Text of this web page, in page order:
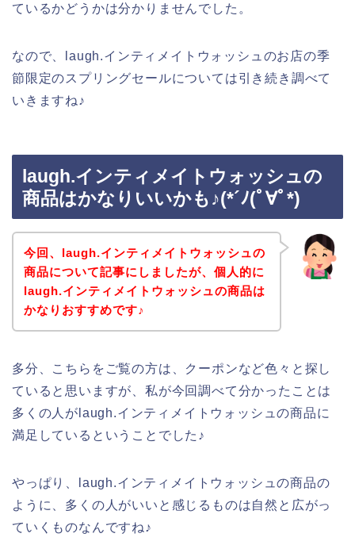
ているかどうかは分かりませんでした。
なので、laugh.インティメイトウォッシュのお店の季
節限定のスプリングセールについては引き続き調べて
いきますね♪
laugh.インティメイトウォッシュの
商品はかなりいいかも♪(*´ﾉ(ﾟ∀ﾟ*)
今回、laugh.インティメイトウォッシュの
商品について記事にしましたが、個人的に
laugh.インティメイトウォッシュの商品は
かなりおすすめです♪
多分、こちらをご覧の方は、クーポンなど色々と探し
ていると思いますが、私が今回調べて分かったことは
多くの人がlaugh.インティメイトウォッシュの商品に
満足しているということでした♪
やっぱり、laugh.インティメイトウォッシュの商品の
ように、多くの人がいいと感じるものは自然と広がっ
ていくものなんですね♪